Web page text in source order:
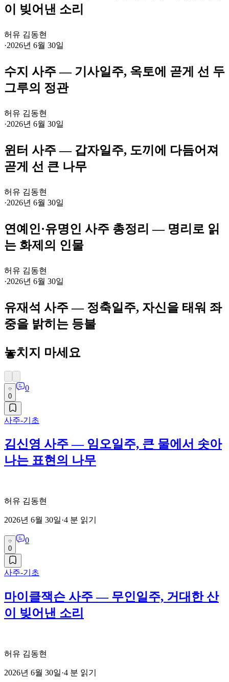
이 빚어낸 소리
허유 김동현
·2026년 6월 30일
수지 사주 — 기사일주, 옥토에 곧게 선 두
그루의 정관
허유 김동현
·2026년 6월 30일
윈터 사주 — 갑자일주, 도끼에 다듬어져
곧게 선 큰 나무
허유 김동현
·2026년 6월 30일
연예인·유명인 사주 총정리 — 명리로 읽
는 화제의 인물
허유 김동현
·2026년 6월 30일
유재석 사주 — 정축일주, 자신을 태워 좌
중을 밝히는 등불
놓치지 마세요
0
0
사주-기초
김신영 사주 — 임오일주, 큰 물에서 솟아
나는 표현의 나무
허유 김동현
2026년 6월 30일·4 분 읽기
0
0
사주-기초
마이클잭슨 사주 — 무인일주, 거대한 산
이 빚어낸 소리
허유 김동현
2026년 6월 30일·4 분 읽기